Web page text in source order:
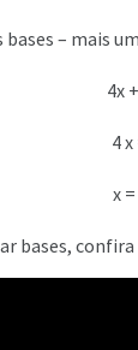
– mais
4x
4 x
x
bases,